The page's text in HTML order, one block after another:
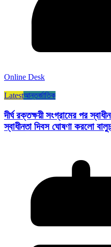
Online Desk
Latestআন্তর্জাতিক
দীর্ঘ রক্তক্ষয়ী সংগ্রামের পর
স্বাধীনতা দিবস ঘোষণা করলো